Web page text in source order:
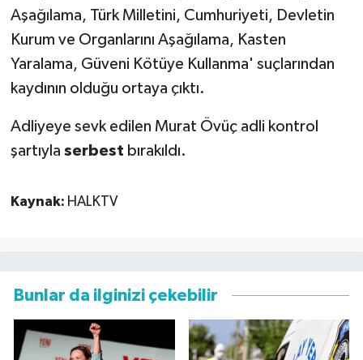
Aşağılama, Türk Milletini, Cumhuriyeti, Devletin
Kurum ve Organlarını Aşağılama, Kasten
Yaralama, Güveni Kötüye Kullanma' suçlarından
kaydının olduğu ortaya çıktı.
Adliyeye sevk edilen Murat Övüç adli kontrol
şartıyla serbest bırakıldı.
Kaynak: HALKTV
Bunlar da ilginizi çekebilir